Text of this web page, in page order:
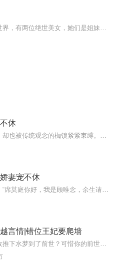
休
妻宠不休
言情|错位王妃要爬墙